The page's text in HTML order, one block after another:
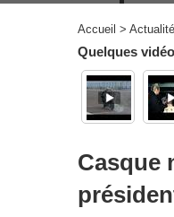
Accueil >
Quelques
Casque